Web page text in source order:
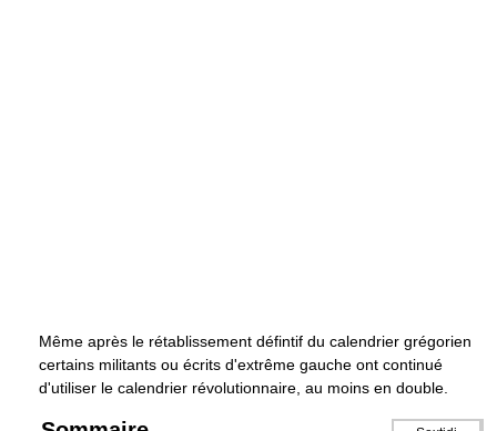
Même après le rétablissement défintif du calendrier grégorien
certains militants ou écrits d'extrême gauche ont continué
d'utiliser le calendrier révolutionnaire, au moins en double.